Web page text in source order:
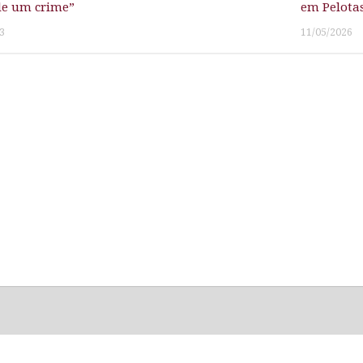
um crime” em
11/05/2026